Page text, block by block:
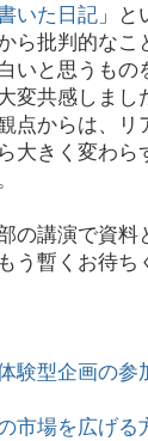
いた日記 」
ら批判的な
いと思うも
変共感しま
点からは、
大きく変わ
の講演で資
う暫くお待ち
験型企画の
市場を広げ